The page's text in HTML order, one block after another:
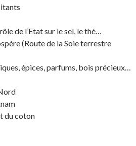
de l’Etat sur le sel, le thé…
(Route de la Soie terrestre
épices, parfums, bois précieux…
du coton